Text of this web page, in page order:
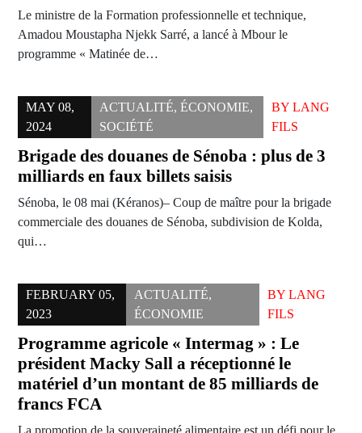
Le ministre de la Formation professionnelle et technique,
Amadou Moustapha Njekk Sarré, a lancé à Mbour le
programme « Matinée de…
MAY 08,
2024
ACTUALITÉ, ÉCONOMIE,
SOCIÉTÉ
BY LANG
FILS
Brigade des douanes de Sénoba : plus de 3
milliards en faux billets saisis
Sénoba, le 08 mai (Kéranos)– Coup de maître pour la brigade
commerciale des douanes de Sénoba, subdivision de Kolda,
qui…
FEBRUARY 05,
2023
ACTUALITÉ,
ÉCONOMIE
BY LANG
FILS
Programme agricole « Intermag » : Le
président Macky Sall a réceptionné le
matériel d’un montant de 85 milliards de
francs FCA